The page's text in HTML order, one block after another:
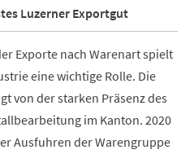
Luzerner Exportgut
Exporte nach Warenart spielt
eine wichtige Rolle. Die
von der starken Präsenz des
im Kanton. 2020
Ausfuhren der Warengruppe